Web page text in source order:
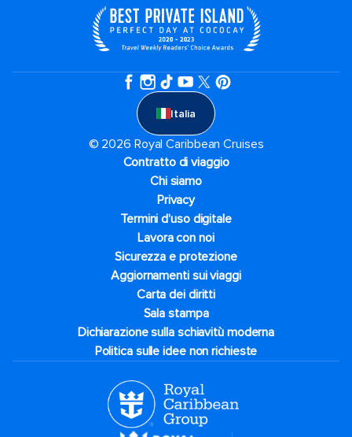
Italia
© 2026 Royal Caribbean Cruises
Contratto di viaggio
Chi siamo
Privacy
Termini d'uso digitale
Lavora con noi
Sicurezza e protezione
Aggiornamenti sui viaggi
Carta dei diritti
Sala stampa
Dichiarazione sulla schiavitù moderna
Politica sulle idee non richieste